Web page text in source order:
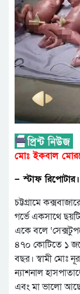
মোঃ ইকবাল
– স্টাফ রিপোটার।
চট্টগ্রামে
গর্ভে একসাথে
একে বলে
৪৭০ কোটিতে ১
বছর। স্বামী মোঃ
ন্যাশনাল
এবং মা ভালো আছে